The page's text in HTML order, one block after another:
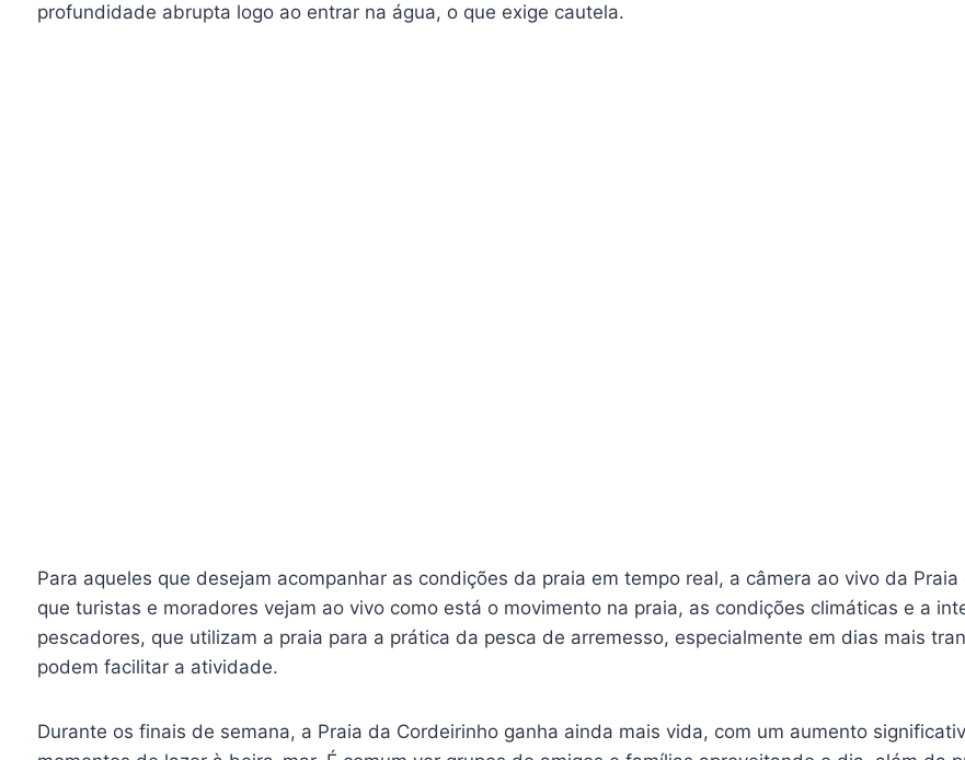
profundidade abrupta logo ao entrar na água, o que exige cautela.
Para aqueles que desejam acompanhar as condições da praia em tempo real, a câmera ao vivo da
que turistas e moradores vejam ao vivo como está o movimento na praia, as condições climáticas e a
pescadores, que utilizam a praia para a prática da pesca de arremesso, especialmente em dias mais
podem facilitar a atividade.
Durante os finais de semana, a Praia da Cordeirinho ganha ainda mais vida, com um aumento